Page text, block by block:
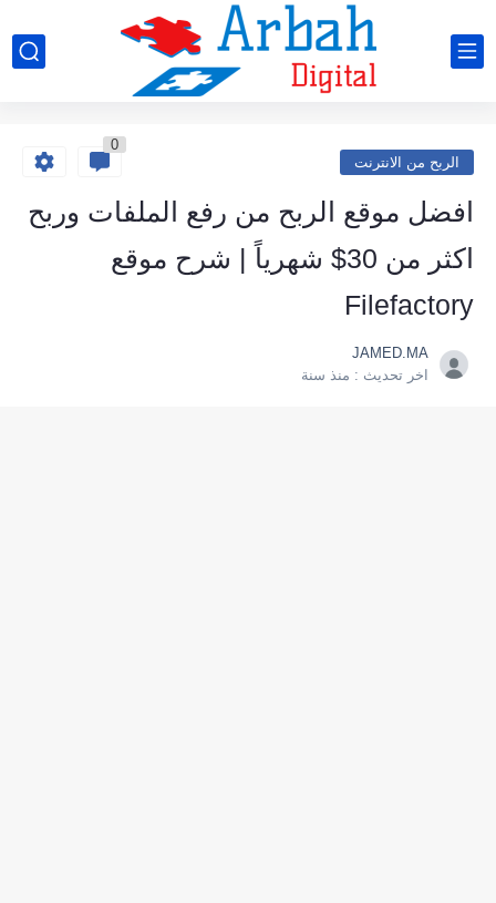
الربح من الانترنت
0
افضل موقع الربح من رفع الملفات وربح
اكثر من 30$ شهرياً | شرح موقع
Filefactory
JAMED.MA
اخر تحديث : منذ سنة